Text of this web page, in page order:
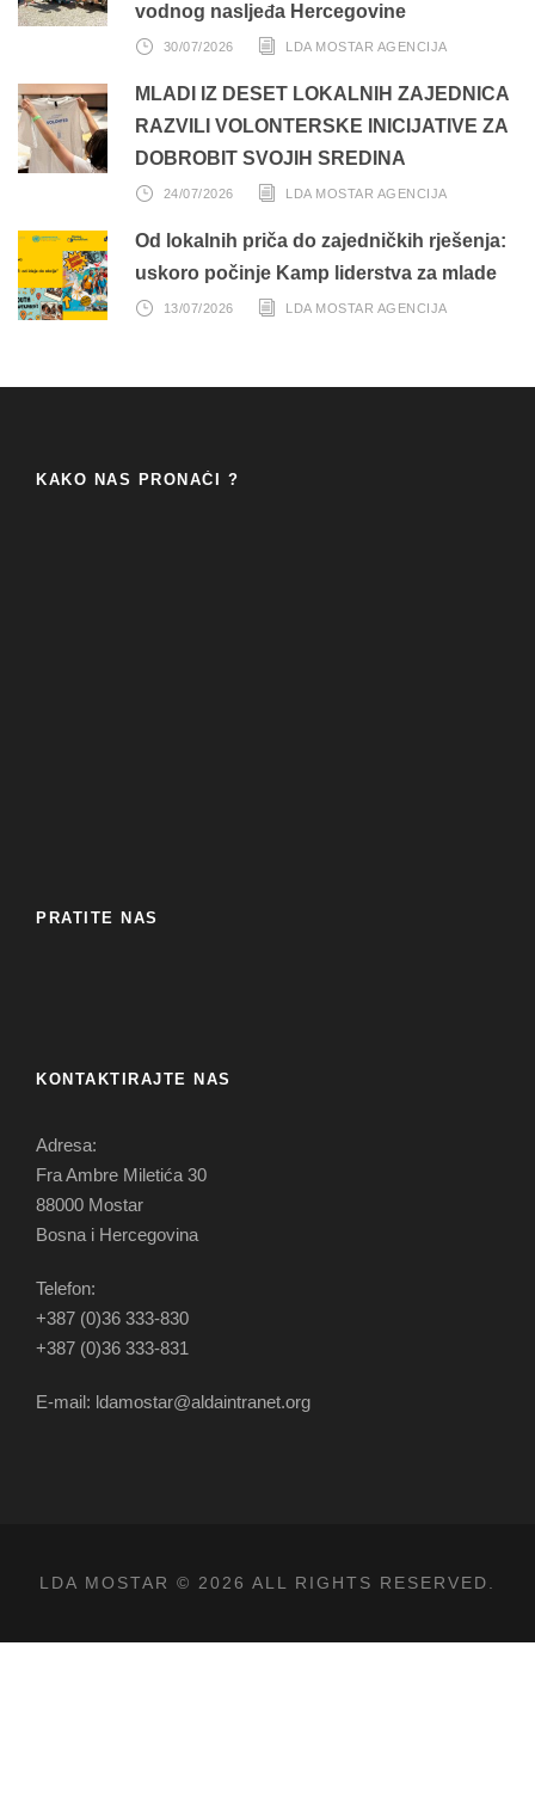
vodnog nasljeđa Hercegovine
30/07/2026 LDA MOSTAR AGENCIJA
MLADI IZ DESET LOKALNIH ZAJEDNICA
RAZVILI VOLONTERSKE INICIJATIVE ZA
DOBROBIT SVOJIH SREDINA
24/07/2026 LDA MOSTAR AGENCIJA
Od lokalnih priča do zajedničkih rješenja:
uskoro počinje Kamp liderstva za mlade
13/07/2026 LDA MOSTAR AGENCIJA
KAKO NAS PRONAĆI ?
PRATITE NAS
KONTAKTIRAJTE NAS
Adresa:
Fra Ambre Miletića 30
88000 Mostar
Bosna i Hercegovina
Telefon:
+387 (0)36 333-830
+387 (0)36 333-831
E-mail: ldamostar@aldaintranet.org
LDA MOSTAR © 2026 ALL RIGHTS RESERVED.